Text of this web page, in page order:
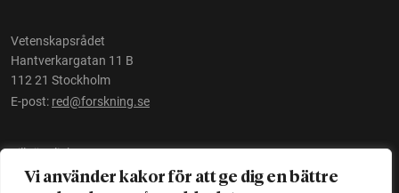
Vi använder kakor för att ge dig en bättre
Vetenskapsrådet
Hantverkargatan 11 B
112 21 Stockholm
E-post: red@forskning.se
Tillgänglighet